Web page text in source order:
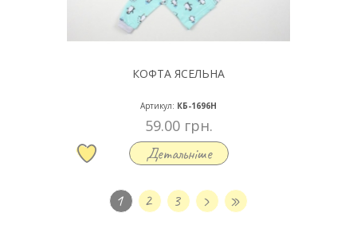
КОФТА ЯСЕЛЬНА
Артикул: КБ-1696Н
59.00 грн.
Детальніше
1 2 3 › »